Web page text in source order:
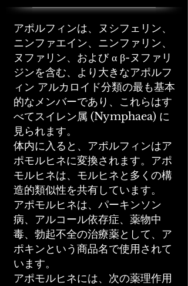
アポルフィンは、ヌシフェリン、
ニンファエイン、ニンファリン、
ヌファリン、および α β-ヌファリ
ジンを含む、より大きなアポルフ
ィン アルカロイド分類の最も基本
的なメンバーであり、これらはす
べてスイレン属 (Nymphaea) に
見られます。
体内に入ると、アポルフィンはア
ポモルヒネに変換されます。アポ
モルヒネは、モルヒネと多くの構
造的類似性を共有しています。
アポモルヒネは、パーキンソン
病、アルコール依存症、薬物中
毒、勃起不全の治療薬として、ア
ポキンという商品名で使用されて
います。
アポモルヒネには、次の薬理作用